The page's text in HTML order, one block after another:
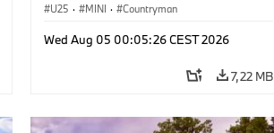
U25 · MINI · Countryman
Wed Aug 05 00:05:26 CEST 2026
7,22 MB